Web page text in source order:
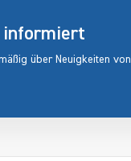
informiert
über Neuigkeiten von